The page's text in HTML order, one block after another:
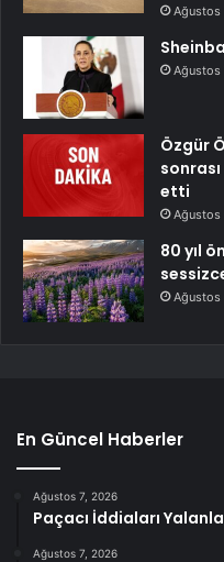
Ağustos
Ağustos
Özgür
etti
Ağustos
80 yıl
Ağustos
En Güncel Haberler
Ağustos 7, 2026
Paçacı İddiaları
Ağustos 7, 2026